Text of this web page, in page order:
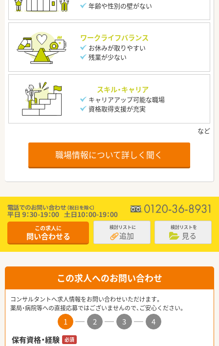
年齢や性別の壁がない
ワークライフバランス
お休みが取りやすい
残業が少ない
スキル・キャリア
キャリアアップ可能な職場
資格取得支援が充実
職場情報について詳しく聞く
この求人に
問い合わせる
検討リストに
追加
検討リストを
見る
この求人へのお問い合わせ
コンサルタントへ求人情報をお問い合わせいただけます。
薬局・病院等への直接応募ではございませんので、ご安心ください。
1 2 3
4
保有資格・経験
必須